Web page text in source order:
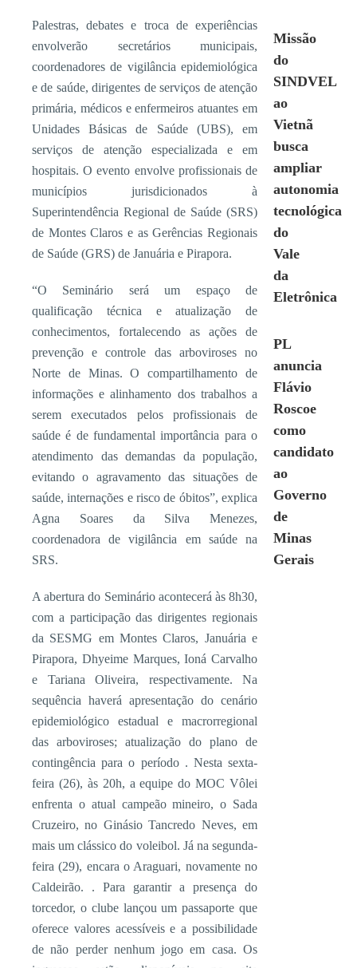
Palestras, debates e troca de experiências
envolverão secretários municipais,
coordenadores de vigilância epidemiológica
e de saúde, dirigentes de serviços de atenção
primária, médicos e enfermeiros atuantes em
Unidades Básicas de Saúde (UBS), em
serviços de atenção especializada e em
hospitais. O evento envolve profissionais de
municípios jurisdicionados à
Superintendência Regional de Saúde (SRS)
de Montes Claros e as Gerências Regionais
de Saúde (GRS) de Januária e Pirapora.
“O Seminário será um espaço de
qualificação técnica e atualização de
conhecimentos, fortalecendo as ações de
prevenção e controle das arboviroses no
Norte de Minas. O compartilhamento de
informações e alinhamento dos trabalhos a
serem executados pelos profissionais de
saúde é de fundamental importância para o
atendimento das demandas da população,
evitando o agravamento das situações de
saúde, internações e risco de óbitos”, explica
Agna Soares da Silva Menezes,
coordenadora de vigilância em saúde na
SRS.
A abertura do Seminário acontecerá às 8h30,
com a participação das dirigentes regionais
da SESMG em Montes Claros, Januária e
Pirapora, Dhyeime Marques, Ioná Carvalho
e Tariana Oliveira, respectivamente. Na
sequência haverá apresentação do cenário
epidemiológico estadual e macrorregional
das arboviroses; atualização do plano de
contingência para o período . Nesta sexta-
feira (26), às 20h, a equipe do MOC Vôlei
enfrenta o atual campeão mineiro, o Sada
Cruzeiro, no Ginásio Tancredo Neves, em
mais um clássico do voleibol. Já na segunda-
feira (29), encara o Araguari, novamente no
Caldeirão. . Para garantir a presença do
torcedor, o clube lançou um passaporte que
oferece valores acessíveis e a possibilidade
de não perder nenhum jogo em casa. Os
Missão
do
SINDVEL
ao
Vietnã
busca
ampliar
autonomia
tecnológica
do
Vale
da
Eletrônica
PL
anuncia
Flávio
Roscoe
como
candidato
ao
Governo
de
Minas
Gerais